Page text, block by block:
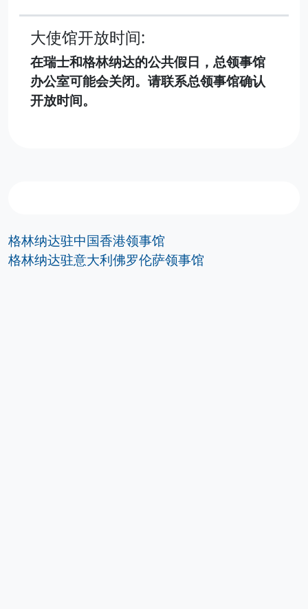
大使馆开放时间:
在瑞士和格林纳达的公共假日，总领事馆
办公室可能会关闭。请联系总领事馆确认
开放时间。
格林纳达驻中国香港领事馆
格林纳达驻意大利佛罗伦萨领事馆